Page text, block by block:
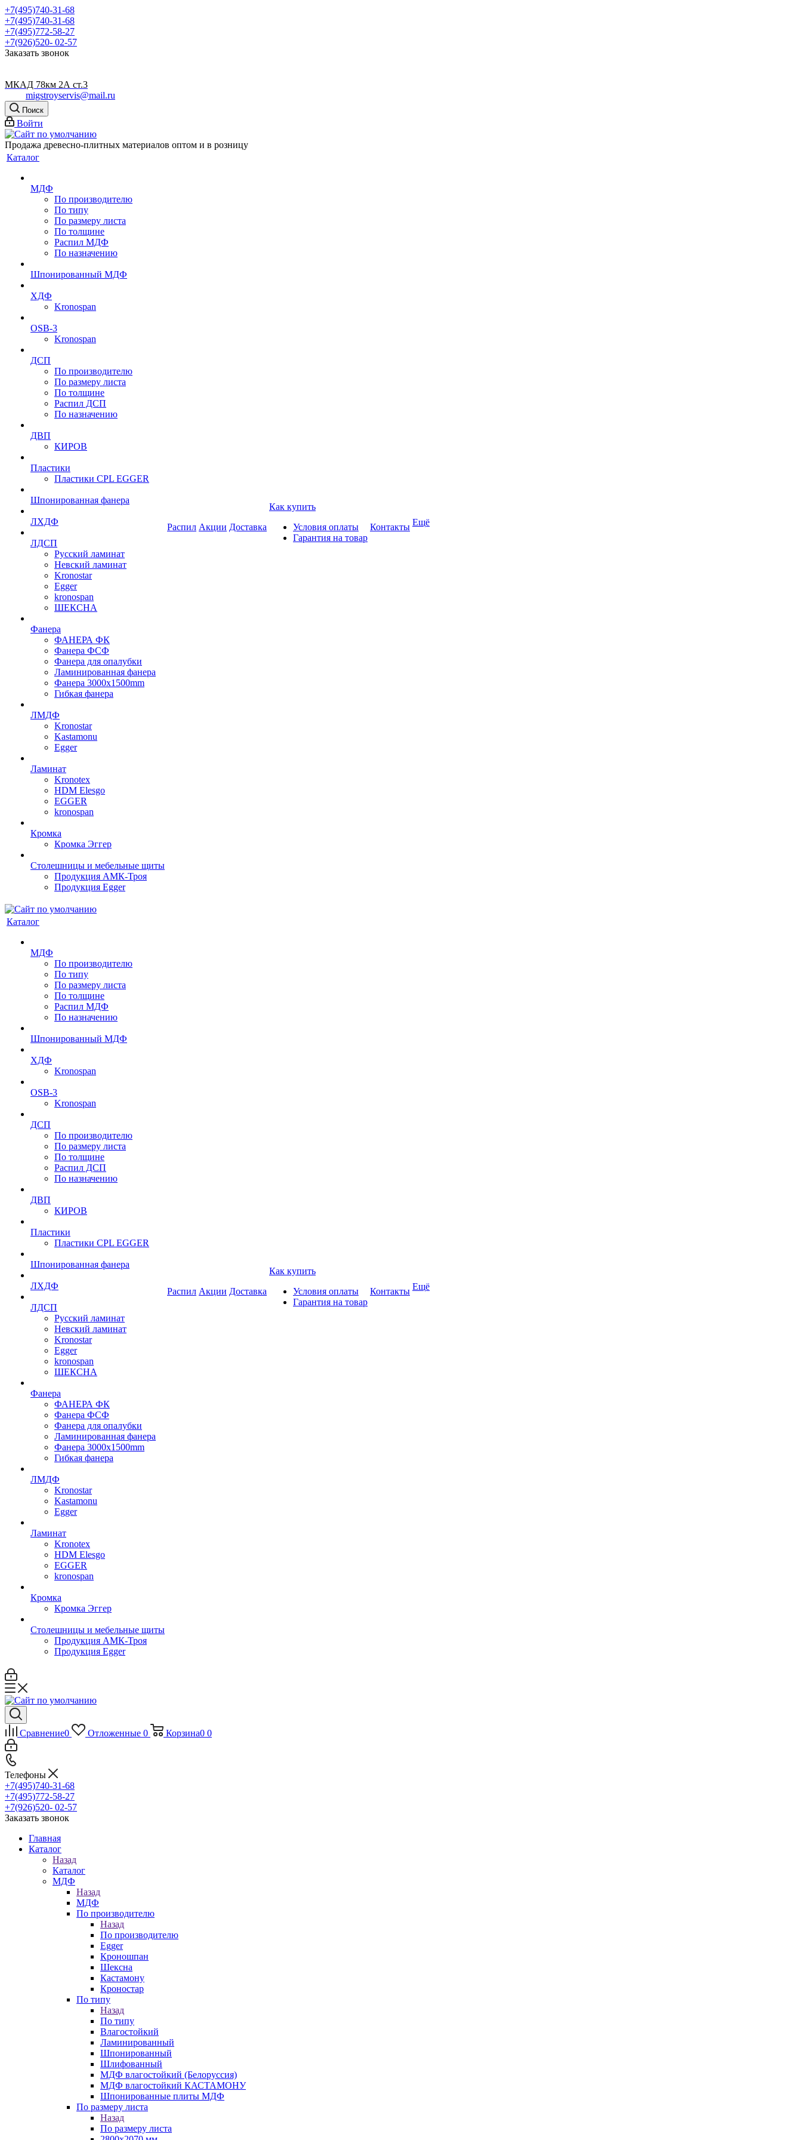
+7(495)740-31-68
+7(495)740-31-68
+7(495)772-58-27
+7(926)520- 02-57
Заказать звонок
МКАД 78км 2А ст.3
migstroyservis@mail.ru
Поиск
Войти
Продажа древесно-плитных материалов оптом и в розницу
Каталог
МДФ
По производителю
По типу
По размеру листа
По толщине
Распил МДФ
По назначению
Шпонированный МДФ
ХДФ
Kronospan
OSB-3
Kronospan
ДСП
По производителю
По размеру листа
По толщине
Распил ДСП
По назначению
ДВП
КИРОВ
Пластики
Пластики CPL EGGER
Шпонированная фанера
ЛХДФ
ЛДСП
Русский ламинат
Невский ламинат
Kronostar
Egger
kronospan
ШЕКСНА
Фанера
ФАНЕРА ФК
Фанера ФСФ
Фанера для опалубки
Ламинированная фанера
Фанера 3000х1500mm
Гибкая фанера
ЛМДФ
Kronostar
Kastamonu
Egger
Ламинат
Kronotex
HDM Elesgo
EGGER
kronospan
Кромка
Кромка Эггер
Столешницы и мебельные щиты
Продукция АМК-Троя
Продукция Egger
Распил Акции Доставка
Как купить
Условия оплаты
Гарантия на товар
Контакты Ещё
Каталог
МДФ
По производителю
По типу
По размеру листа
По толщине
Распил МДФ
По назначению
Шпонированный МДФ
ХДФ
Kronospan
OSB-3
Kronospan
ДСП
По производителю
По размеру листа
По толщине
Распил ДСП
По назначению
ДВП
КИРОВ
Пластики
Пластики CPL EGGER
Шпонированная фанера
ЛХДФ
ЛДСП
Русский ламинат
Невский ламинат
Kronostar
Egger
kronospan
ШЕКСНА
Фанера
ФАНЕРА ФК
Фанера ФСФ
Фанера для опалубки
Ламинированная фанера
Фанера 3000х1500mm
Гибкая фанера
ЛМДФ
Kronostar
Kastamonu
Egger
Ламинат
Kronotex
HDM Elesgo
EGGER
kronospan
Кромка
Кромка Эггер
Столешницы и мебельные щиты
Продукция АМК-Троя
Продукция Egger
Распил Акции Доставка
Как купить
Условия оплаты
Гарантия на товар
Контакты Ещё
Сравнение0 Отложенные 0 Корзина0 0
Телефоны
+7(495)740-31-68
+7(495)772-58-27
+7(926)520- 02-57
Заказать звонок
Главная
Каталог
Назад
Каталог
МДФ
Назад
МДФ
По производителю
Назад
По производителю
Egger
Кроношпан
Шексна
Кастамону
Кроностар
По типу
Назад
По типу
Влагостойкий
Ламинированный
Шпонированный
Шлифованный
МДФ влагостойкий (Белоруссия)
МДФ влагостойкий КАСТАМОНУ
Шпонированные плиты МДФ
По размеру листа
Назад
По размеру листа